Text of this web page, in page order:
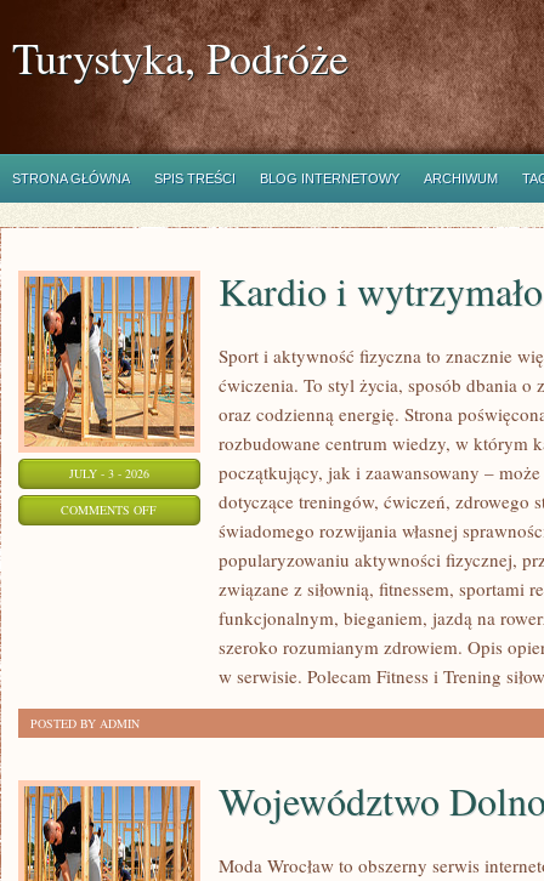
Turystyka, Podróże
STRONA GŁÓWNA SPIS TREŚCI BLOG INTERNETOWY ARCHIWUM
JULY - 3 - 2026
COMMENTS OFFON
WYTRZYMAŁOŚĆ
Kardio i
Sport i aktywność fizyczna to znacznie
ćwiczenia. To styl życia, sposób dbania o
oraz codzienną energię. Strona
rozbudowane centrum wiedzy, w którym
początkujący, jak i zaawansowany –
dotyczące treningów, ćwiczeń, zdrowego
świadomego rozwijania własnej
popularyzowaniu aktywności fizycznej,
związane z siłownią, fitnessem, sportami
funkcjonalnym, bieganiem, jazdą na
szeroko rozumianym zdrowiem. Opis
w serwisie. Polecam Fitness i Trening
POSTED BY ADMIN
Województwo
Moda Wrocław to obszerny serwis